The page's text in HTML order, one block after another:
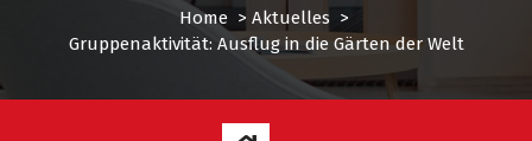
Home> Aktuelles >
Gruppenaktivität: Ausflug in die Gärten der Welt